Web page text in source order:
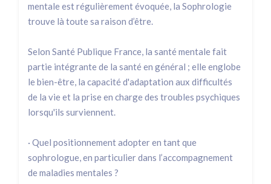
mentale est régulièrement évoquée, la Sophrologie
trouve là toute sa raison d’être.
Selon Santé Publique France, la santé mentale fait
partie intégrante de la santé en général ; elle englobe
le bien-être, la capacité d'adaptation aux difficultés
de la vie et la prise en charge des troubles psychiques
lorsqu'ils surviennent.
· Quel positionnement adopter en tant que
sophrologue, en particulier dans l’accompagnement
de maladies mentales ?